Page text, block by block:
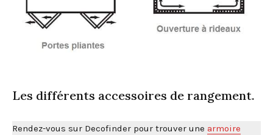
Les différents accessoires de rangement.
Rendez-vous sur Decofinder pour trouver une armoire